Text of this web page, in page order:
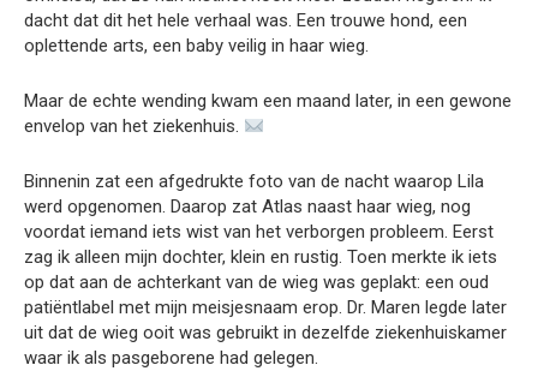
dacht dat dit het hele verhaal was. Een trouwe hond, een
oplettende arts, een baby veilig in haar wieg.
Maar de echte wending kwam een maand later, in een gewone
envelop van het ziekenhuis.
Binnenin zat een afgedrukte foto van de nacht waarop Lila
werd opgenomen. Daarop zat Atlas naast haar wieg, nog
voordat iemand iets wist van het verborgen probleem. Eerst
zag ik alleen mijn dochter, klein en rustig. Toen merkte ik iets
op dat aan de achterkant van de wieg was geplakt: een oud
patiëntlabel met mijn meisjesnaam erop. Dr. Maren legde later
uit dat de wieg ooit was gebruikt in dezelfde ziekenhuiskamer
waar ik als pasgeborene had gelegen.